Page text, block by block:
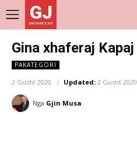
GJ
DRITARE E RE
Gina xhaferaj Kapaj
PAKATEGORI
2 Gusht 2020 Updated: 2 Gusht 2020
Nga Gjin Musa